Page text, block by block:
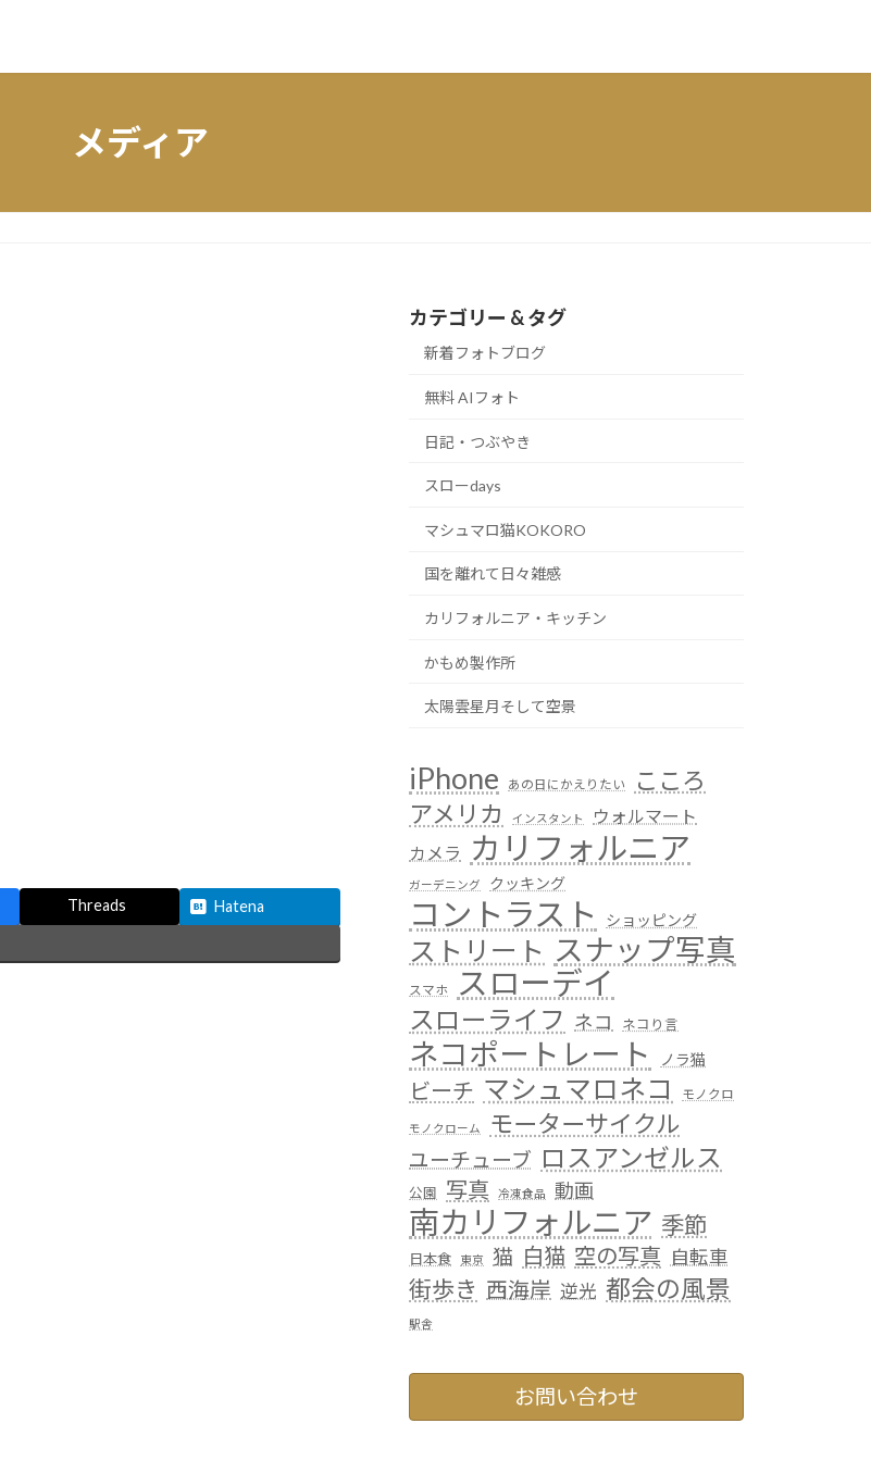
メディア
Threads Hatena
カテゴリー & タグ
新着フォトブログ
無料 AIフォト
日記・つぶやき
スローdays
マシュマロ猫KOKORO
国を離れて日々雑感
カリフォルニア・キッチン
かもめ製作所
太陽雲星月そして空景
iPhone あの日にかえりたい
こころ
アメリカ
インスタント
ウォルマート
カメラ
カリフォルニア
ガーデニング クッキング
コントラスト ショッピング
ストリート スナップ写真
スマホ スローデイ
スローライフ ネコ ネコり言
ネコポートレート ノラ猫
ビーチ マシュマロネコ モノクロ
モノクローム モーターサイクル
ユーチューブ ロスアンゼルス
公園 写真 冷凍食品 動画
南カリフォルニア 季節
日本食 東京 猫 白猫 空の写真 自転車
街歩き 西海岸 逆光 都会の風景
駅舎
お問い合わせ